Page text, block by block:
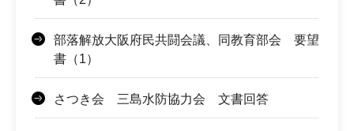
部落解放大阪府民共闘会議、同教育部会 要望
書（1）
さつき会 三島水防協力会 文書回答